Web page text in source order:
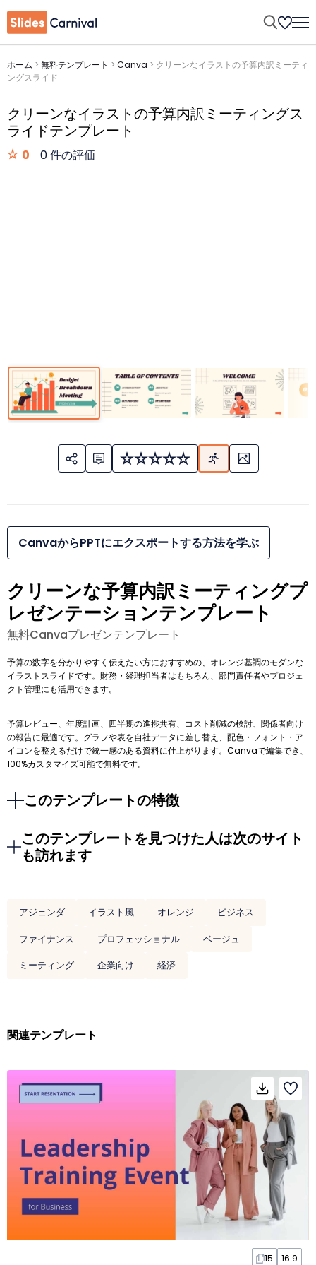
ホーム > 無料テンプレート > Canva > クリーンなイラストの予算内訳ミーティ
ングスライド
クリーンなイラストの予算内訳ミーティングス
ライドテンプレート
0 0 件の評価
CanvaからPPTにエクスポートする方法を学ぶ
クリーンな予算内訳ミーティングプ
レゼンテーションテンプレート
無料Canvaプレゼンテンプレート
予算の数字を分かりやすく伝えたい方におすすめの、オレンジ基調のモダンな
イラストスライドです。財務・経理担当者はもちろん、部門責任者やプロジェ
クト管理にも活用できます。
予算レビュー、年度計画、四半期の進捗共有、コスト削減の検討、関係者向け
の報告に最適です。グラフや表を自社データに差し替え、配色・フォント・ア
イコンを整えるだけで統一感のある資料に仕上がります。Canvaで編集でき、
100%カスタマイズ可能で無料です。
このテンプレートの特徴
このテンプレートを見つけた人は次のサイト
も訪れます
アジェンダ イラスト風 オレンジ
ビジネス
ファイナンス
プロフェッショナル
ベージュ
ミーティング
企業向け 経済
関連テンプレート
15 16:9